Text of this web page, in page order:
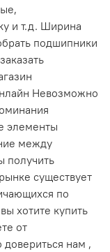
и т.д. Ширина
подшипники
Невозможно
элементы
между
получить
существует
по
хотите купить
от
нам ,